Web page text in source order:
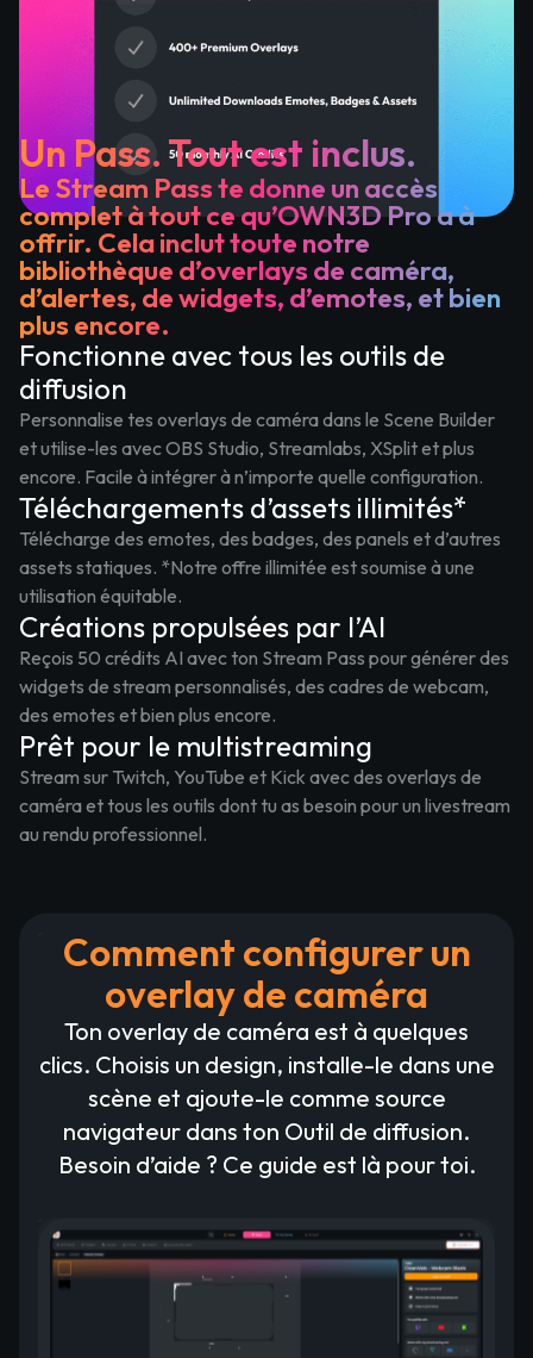
Un Pass. Tout est inclus.
Le Stream Pass te donne un accès
complet à tout ce qu’OWN3D Pro a à
offrir. Cela inclut toute notre
bibliothèque d’overlays de caméra,
d’alertes, de widgets, d’emotes, et bien
plus encore.
Fonctionne avec tous les outils de
diffusion
Personnalise tes overlays de caméra dans le Scene Builder
et utilise-les avec OBS Studio, Streamlabs, XSplit et plus
encore. Facile à intégrer à n’importe quelle configuration.
Téléchargements d’assets illimités*
Télécharge des emotes, des badges, des panels et d’autres
assets statiques. *Notre offre illimitée est soumise à une
utilisation équitable.
Créations propulsées par l’AI
Reçois 50 crédits AI avec ton Stream Pass pour générer des
widgets de stream personnalisés, des cadres de webcam,
des emotes et bien plus encore.
Prêt pour le multistreaming
Stream sur Twitch, YouTube et Kick avec des overlays de
caméra et tous les outils dont tu as besoin pour un livestream
au rendu professionnel.
Comment configurer un
overlay de caméra
Ton overlay de caméra est à quelques
clics. Choisis un design, installe-le dans une
scène et ajoute-le comme source
navigateur dans ton Outil de diffusion.
Besoin d’aide ? Ce guide est là pour toi.